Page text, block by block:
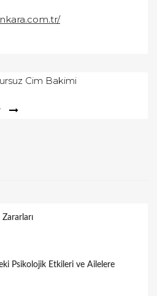
Cim Bakimi
Zararları
Psikolojik Etkileri ve Ailelere